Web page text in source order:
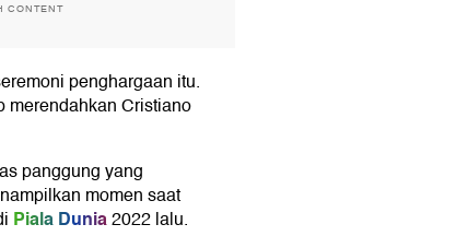
CONTENT
penghargaan itu.
merendahkan Cristiano
panggung yang
momen saat
Piala Dunia2022 lalu.